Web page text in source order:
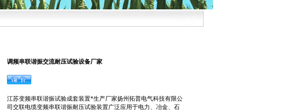
调频串联谐振交流耐压试验设备厂家
江苏变频串联谐振试验成套装置*生产厂家扬州拓普电气科技有限公
司交联电缆变频串联谐振耐压试验装置广泛应用于电力、冶金、石